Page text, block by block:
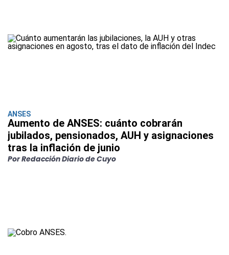
ANSES
Aumento de ANSES: cuánto cobrarán
jubilados, pensionados, AUH y asignaciones
tras la inflación de junio
Por Redacción Diario de Cuyo